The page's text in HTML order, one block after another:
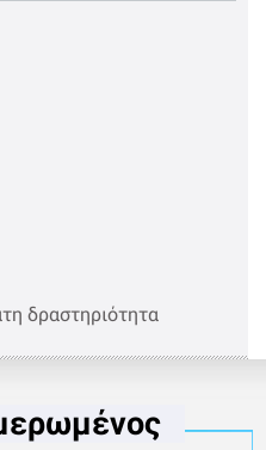
δραστηριότητα